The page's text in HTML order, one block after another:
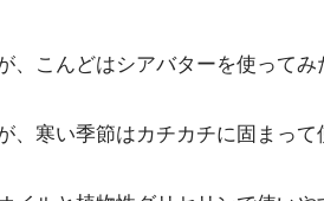
こんどはシアバターを使ってみ
寒い季節はカチカチに固まって